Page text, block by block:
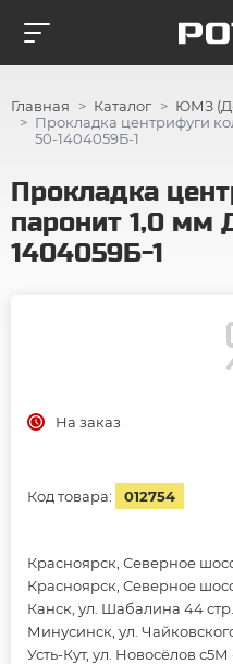
Главная Каталог
ЮМЗ
Прокладка центрифуги
50-1404059Б-1
Прокладка
паронит 1,0
1404059Б-1
На заказ
Код товара: 012754
Красноярск, Северное
Красноярск, Северное
Канск, ул. Шабалина 44
Минусинск, ул.
Усть-Кут, ул. Новосёлов с5М